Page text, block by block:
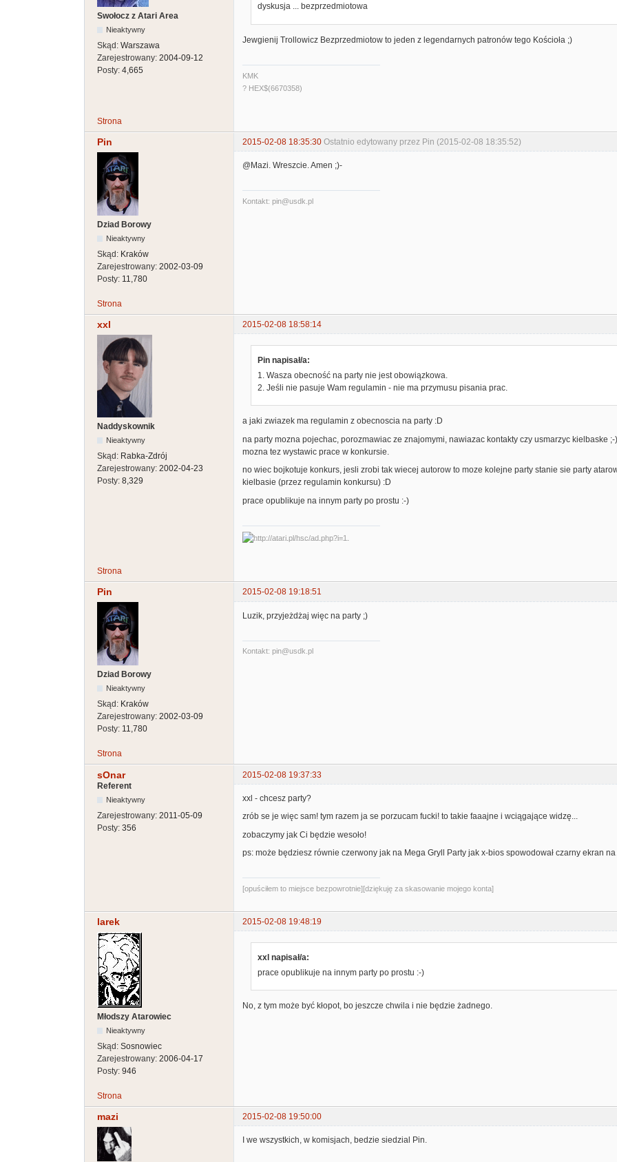
Swołocz z Atari Area
Nieaktywny
Skąd: Warszawa
Zarejestrowany: 2004-09-12
Posty: 4,665
dyskusja ... bezprzedmiotowa
Jewgienij Trollowicz Bezprzedmiotow to jeden z legendarnych patronów tego Kościoła ;)
KMK
? HEX$(6670358)
Strona
Pin 2015-02-08 18:35:30 Ostatnio edytowany przez Pin (2015-02-08 18:35:52)
Dziad Borowy
Nieaktywny
Skąd: Kraków
Zarejestrowany: 2002-03-09
Posty: 11,780
@Mazi. Wreszcie. Amen ;)-
Kontakt: pin@usdk.pl
Strona
xxl 2015-02-08 18:58:14
Naddyskownik
Nieaktywny
Skąd: Rabka-Zdrój
Zarejestrowany: 2002-04-23
Posty: 8,329
Pin napisał/a:
1. Wasza obecność na party nie jest obowiązkowa.
2. Jeśli nie pasuje Wam regulamin - nie ma przymusu pisania prac.
a jaki zwiazek ma regulamin z obecnoscia na party :D
na party mozna pojechac, porozmawiac ze znajomymi, nawiazac kontakty czy usmarzyc kielbaske ;-)
mozna tez wystawic prace w konkursie.
no wiec bojkotuje konkurs, jesli zrobi tak wiecej autorow to moze kolejne party stanie sie party
kielbasie (przez regulamin konkursu) :D
prace opublikuje na innym party po prostu :-)
Strona
Pin 2015-02-08 19:18:51
Dziad Borowy
Nieaktywny
Skąd: Kraków
Zarejestrowany: 2002-03-09
Posty: 11,780
Luzik, przyjeżdżaj więc na party ;)
Kontakt: pin@usdk.pl
Strona
sOnar
2015-02-08 19:37:33
Referent
Nieaktywny
Zarejestrowany: 2011-05-09
Posty: 356
xxl - chcesz party?
zrób se je więc sam! tym razem ja se porzucam fucki! to takie faaajne i wciągające widzę...
zobaczymy jak Ci będzie wesoło!
ps: może będziesz równie czerwony jak na Mega Gryll Party jak x-bios spowodował czarny ekran
[opuściłem to miejsce bezpowrotnie][dziękuję za skasowanie mojego konta]
larek 2015-02-08 19:48:19
Młodszy Atarowiec
Nieaktywny
Skąd: Sosnowiec
Zarejestrowany: 2006-04-17
Posty: 946
xxl napisał/a:
prace opublikuje na innym party po prostu :-)
No, z tym może być kłopot, bo jeszcze chwila i nie będzie żadnego.
Strona
mazi 2015-02-08 19:50:00
I we wszystkich, w komisjach, bedzie siedzial Pin.